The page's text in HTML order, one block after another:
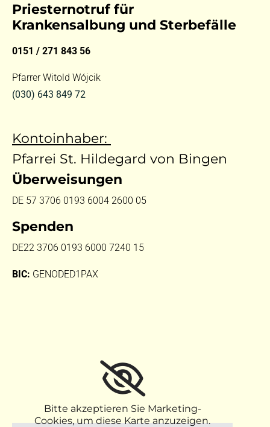
Priesternotruf für
Krankensalbung und Sterbefälle
0151 / 271 843 56
Pfarrer Witold Wójcik
(030) 643 849 72
Kontoinhaber:
Pfarrei St. Hildegard von Bingen
Überweisungen
DE 57 3706 0193 6004 2600 05
Spenden
DE22 3706 0193 6000 7240 15
BIC: GENODED1PAX
Bitte akzeptieren Sie Marketing-
Cookies, um diese Karte anzuzeigen.